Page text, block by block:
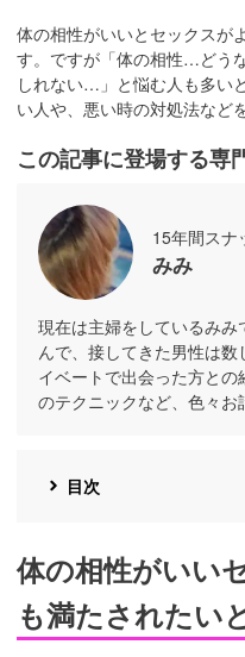
体の相性がいいとセックスが
す。ですが「体の相性…どう
しれない…」と悩む人も多い
い人や、悪い時の対処法など
この記事に登場する専
15年間スナ
みみ
現在は主婦をしているみ
んで、接してきた男性は
イベートで出会った方と
のテクニックなど、色々お
目次
体の相性がいい
も満たされたい